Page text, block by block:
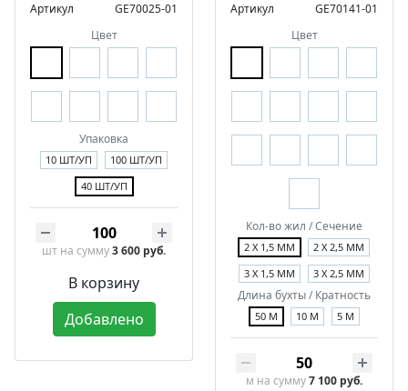
Артикул
GE70025-01
Цвет
Упаковка
10 ШТ/УП
100 ШТ/УП
40 ШТ/УП
шт на сумму3 600 руб.
В корзину
Добавлено
Артикул
GE70141-01
Цвет
Кол-во жил / Сечение
2 Х 1,5 ММ
2 Х 2,5 ММ
3 Х 1,5 ММ
3 Х 2,5 ММ
Длина бухты / Кратность
50 М 10 М 5 М
м на сумму7 100 руб.